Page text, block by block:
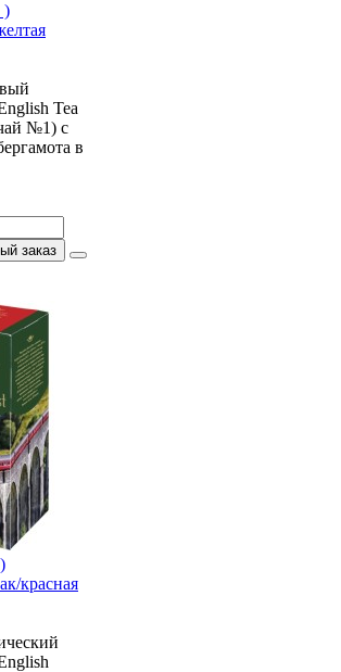
)
Tea
№1) с
в
заказ
красная